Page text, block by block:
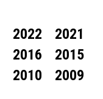
2022
2021
2016
2015
2010
2009